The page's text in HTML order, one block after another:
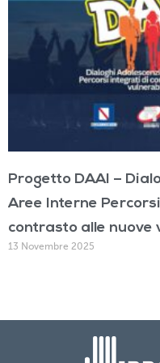
Progetto DAAI –
Aree Interne
contrasto alle nuove
13 Novembre 2025